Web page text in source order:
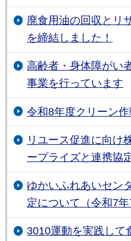
廃食用油の回収とリ
を締結しました！
高齢者・身体障がい
事業を行っています
令和8年度クリーン
リユース促進に向け
ープライズと連携協
ゆかいふれあいセン
定について（令和7年
3010運動を実践して